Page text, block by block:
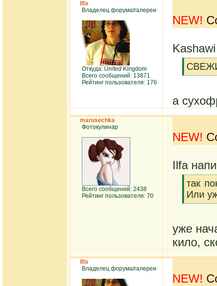
Ilfa
Владелец форума/галереи
Откуда: United Kingdom
Всего сообщений: 13871
Рейтинг пользователя: 176
NEW!
[q]
[/q]
а
marusechka
Фотокулинар
Всего сообщений: 2438
Рейтинг пользователя: 70
NEW!
Ilfa
так
Или
[/q]
уже
кило,
Ilfa
Владелец форума/галереи
NEW!